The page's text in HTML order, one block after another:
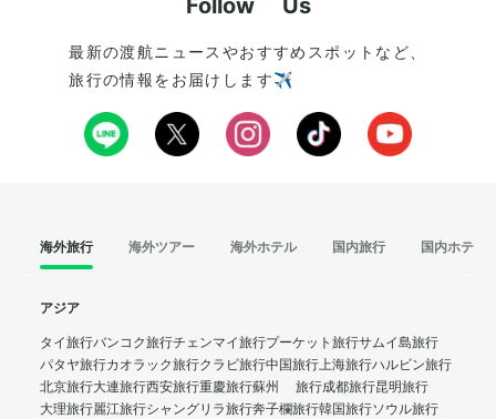
Follow Us
最新の渡航ニュースやおすすめスポットなど、
旅行の情報をお届けします✈️
海外旅行 海外ツアー 海外ホテル 国内旅行 国内ホテル
アジア
タイ旅行バンコク旅行チェンマイ旅行プーケット旅行サムイ島旅行
パタヤ旅行カオラック旅行クラビ旅行中国旅行上海旅行ハルビン旅行
北京旅行大連旅行西安旅行重慶旅行蘇州 旅行成都旅行昆明旅行
大理旅行麗江旅行シャングリラ旅行奔子欄旅行韓国旅行ソウル旅行